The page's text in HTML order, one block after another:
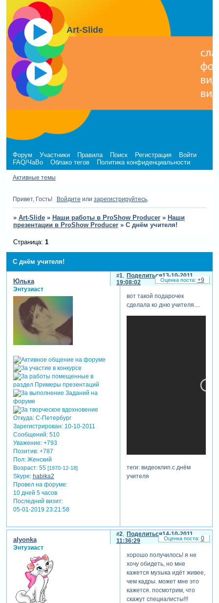
Art-Slide
Форум Участники Правила Поиск Регистрация
Войти
FAQ/ЧаВо
Облако тегов Политика конфиденциальности
Активные темы
Привет, Гость! Войдите или зарегистрируйтесь.
» Art-Slide » Наши работы в ProShow Producer » Наши
презентации в ProShow Producer » С днём учителя!
С днём учителя!
Страница: 1
Поделиться
1
13-10-2011
19:08:02
Юлька
Энтузиаст
Откуда:С-Петербург
Зарегистрирован: 10-10-2011
Сообщений:510
Уважение: +793
Позитив: +787
Пол:Женский
Возраст:55 [1970-12-18]
Skype: habika2
Провел на форуме:
10 дней 5 часов
Последний визит:
05-01-2019 23:21:58
вот такой подарочек
сделала ко дню учителя....
теги: видеоклип.с днём
учителя
+9
Поделиться
2
14-10-2011
11:36:29
alyonka
Энтузиаст
хорошо получилось! я не
хочу обидеть, но мне
кажется музыка идёт живее,
чем кадры. может мне это
кажется. посмотрим, что
скажут специалисты!!!
0